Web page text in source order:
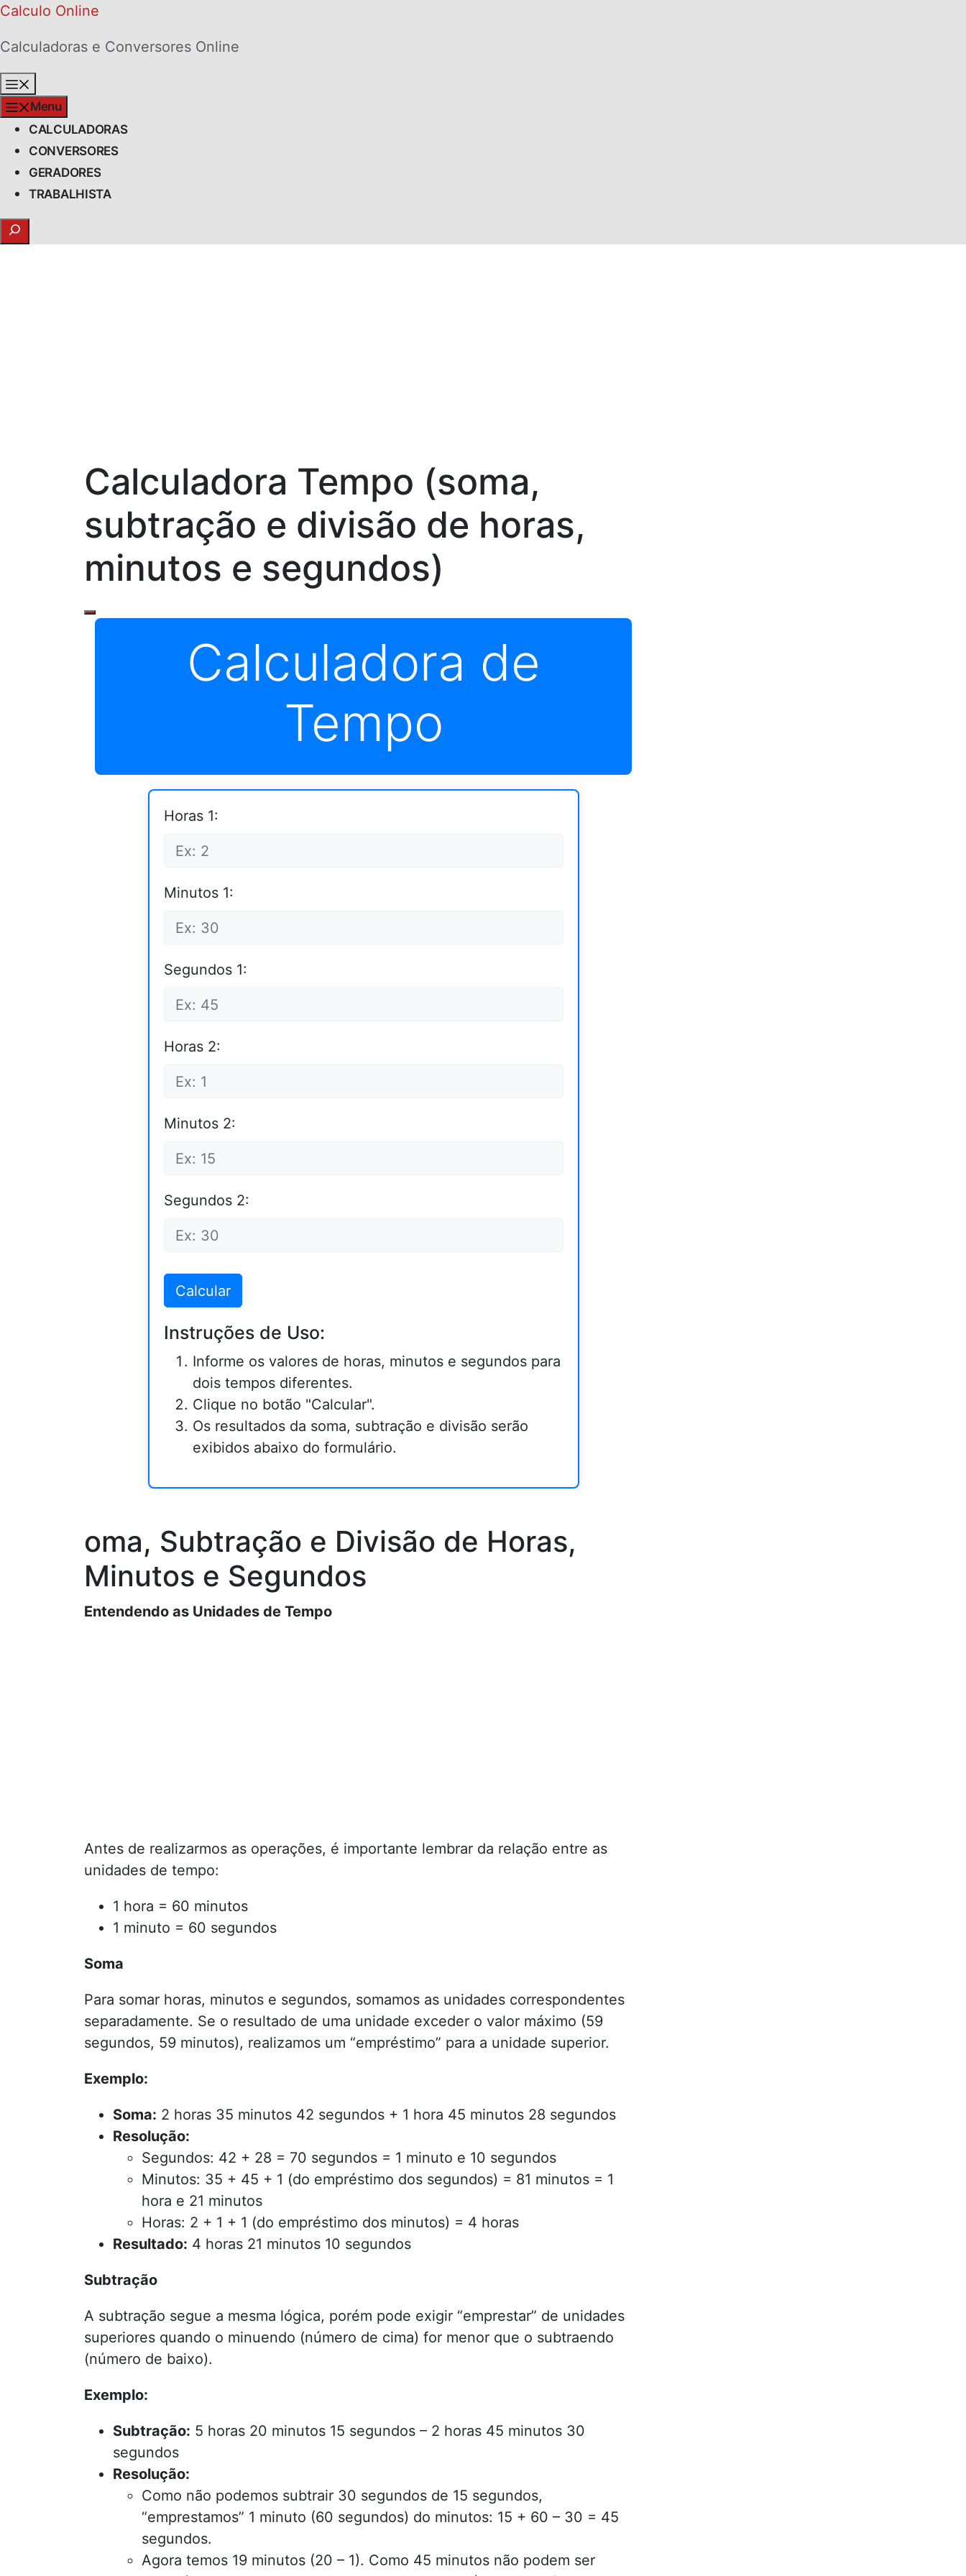
Skip
content
Calculo Online
Calculadoras e Conversores Online
Menu
CALCULADORAS
CONVERSORES
GERADORES
TRABALHISTA
Search
Calculadora Tempo (soma,
subtração e divisão de horas,
minutos e segundos)
Calculadora de
Tempo
Horas 1:
Minutos 1:
Segundos 1:
Horas 2:
Minutos 2:
Segundos 2:
Calcular
Instruções de Uso:
Informe os valores de horas, minutos e segundos para
dois tempos diferentes.
Clique no botão "Calcular".
Os resultados da soma, subtração e divisão serão
exibidos abaixo do formulário.
oma, Subtração e Divisão de Horas,
Minutos e Segundos
Entendendo as Unidades de Tempo
Antes de realizarmos as operações, é importante lembrar da relação entre as
unidades de tempo:
1 hora = 60 minutos
1 minuto = 60 segundos
Soma
Para somar horas, minutos e segundos, somamos as unidades correspondentes
separadamente. Se o resultado de uma unidade exceder o valor máximo (59
segundos, 59 minutos), realizamos um “empréstimo” para a unidade superior.
Exemplo:
Soma: 2 horas 35 minutos 42 segundos + 1 hora 45 minutos 28 segundos
Resolução:
Segundos: 42 + 28 = 70 segundos = 1 minuto e 10 segundos
Minutos: 35 + 45 + 1 (do empréstimo dos segundos) = 81 minutos = 1
hora e 21 minutos
Horas: 2 + 1 + 1 (do empréstimo dos minutos) = 4 horas
Resultado: 4 horas 21 minutos 10 segundos
Subtração
A subtração segue a mesma lógica, porém pode exigir “emprestar” de unidades
superiores quando o minuendo (número de cima) for menor que o subtraendo
(número de baixo).
Exemplo:
Subtração: 5 horas 20 minutos 15 segundos – 2 horas 45 minutos 30
segundos
Resolução:
Como não podemos subtrair 30 segundos de 15 segundos,
“emprestamos” 1 minuto (60 segundos) do minutos: 15 + 60 – 30 = 45
segundos.
Agora temos 19 minutos (20 – 1). Como 45 minutos não podem ser